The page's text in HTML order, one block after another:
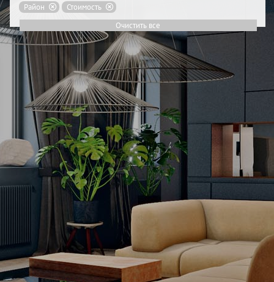
Район
Стоимость
Очистить все